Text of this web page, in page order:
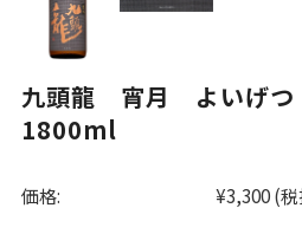
九頭龍 宵月 よいげ
1800ml
価格: ¥3,300(